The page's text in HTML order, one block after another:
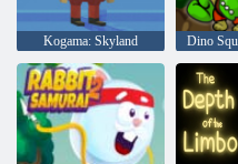
Kogama: Skyland